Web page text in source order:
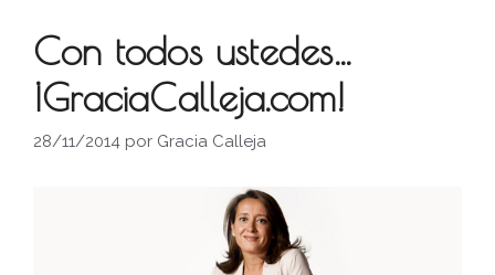
Con todos ustedes…
¡GraciaCalleja.com!
28/11/2014 por Gracia Calleja